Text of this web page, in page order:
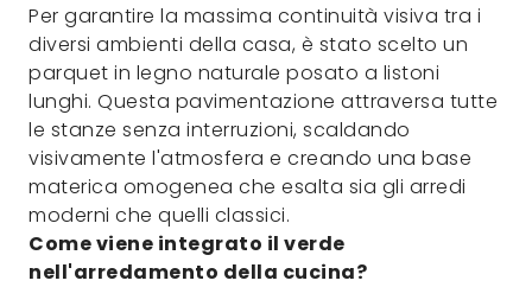
Per garantire la massima continuità visiva tra i
diversi ambienti della casa, è stato scelto un
parquet in legno naturale posato a listoni
lunghi. Questa pavimentazione attraversa tutte
le stanze senza interruzioni, scaldando
visivamente l'atmosfera e creando una base
materica omogenea che esalta sia gli arredi
moderni che quelli classici.
Come viene integrato il verde
nell'arredamento della cucina?